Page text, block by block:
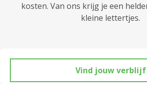
kosten. Van ons krijg je een
kleine lettertjes.
Vind jouw verblijf